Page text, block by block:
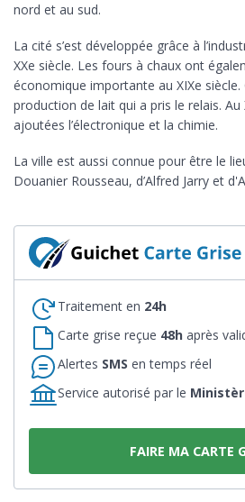
nord et au sud.
La cité s’est développée grâce à
XXe siècle. Les fours à chaux ont
économique importante au XIXe siècle.
production de lait qui a pris le relais. Au
ajoutées l’électronique et la chimie.
La ville est aussi connue pour être le
Douanier Rousseau, d’Alfred Jarry et
Traitement en 24h
Carte grise reçue 48h après
Alertes SMS en temps réel
Service autorisé par le
FAIRE MA CARTE